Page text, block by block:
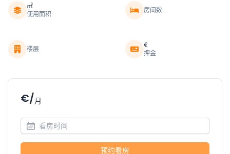
㎡
使用面积
房间数
楼层
€
押金
€/月
预约看房